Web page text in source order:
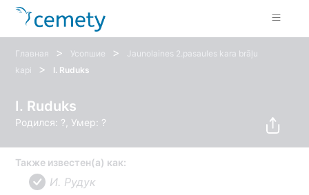
Главная > Усопшие >
Jaunolaines 2.pasaules kara brāļu
kapi
> I. Ruduks
I. Ruduks
Родился: ?, Умер: ?
Также известен(а) как:
И. Рудук